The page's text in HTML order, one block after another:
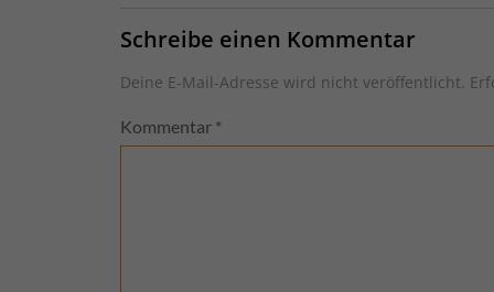
Schreibe einen Kommentar
Deine E-Mail-Adresse wird nicht veröffentlicht.
Kommentar *